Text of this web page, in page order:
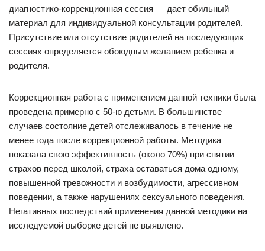
диагностико-коррекционная сессия — дает обильный
материал для индивидуальной консультации родителей.
Присутствие или отсутствие родителей на последующих
сессиях определяется обоюдным желанием ребенка и
родителя.
Коррекционная работа с применением данной техники была
проведена примерно с 50-ю детьми. В большинстве
случаев состояние детей отслеживалось в течение не
менее года после коррекционной работы. Методика
показала свою эффективность (около 70%) при снятии
страхов перед школой, страха оставаться дома одному,
повышенной тревожности и возбудимости, агрессивном
поведении, а также нарушениях сексуального поведения.
Негативных последствий применения данной методики на
исследуемой выборке детей не выявлено.